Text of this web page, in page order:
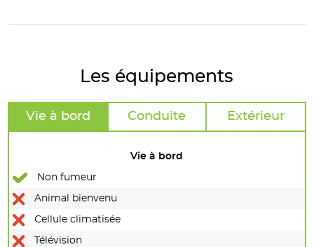
Les équipements
Vie à bord Conduite Extérieur
Vie à bord
Non fumeur
Animal bienvenu
Cellule climatisée
Télévision